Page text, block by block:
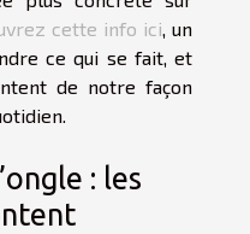
cette info ici, un
ce qui se fait, et
de notre façon
: les